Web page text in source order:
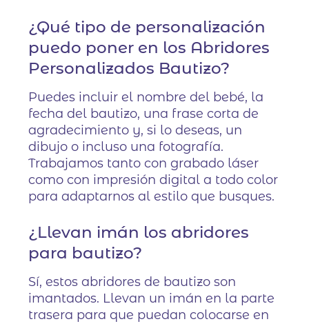
¿Qué tipo de personalización
puedo poner en los Abridores
Personalizados Bautizo?
Puedes incluir el nombre del bebé, la
fecha del bautizo, una frase corta de
agradecimiento y, si lo deseas, un
dibujo o incluso una fotografía.
Trabajamos tanto con grabado láser
como con impresión digital a todo color
para adaptarnos al estilo que busques.
¿Llevan imán los abridores
para bautizo?
Sí, estos abridores de bautizo son
imantados. Llevan un imán en la parte
trasera para que puedan colocarse en